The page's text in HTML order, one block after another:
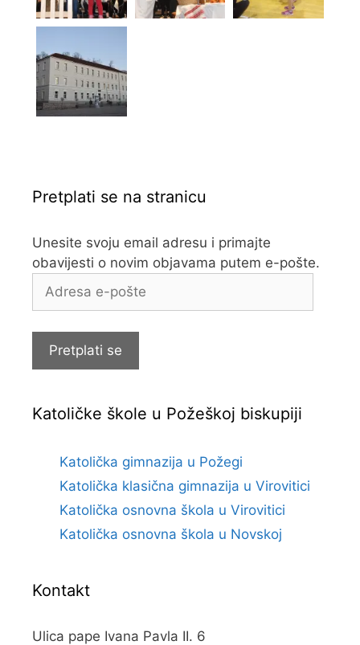
Pretplati se na stranicu
Unesite svoju email adresu i primajte
obavijesti o novim objavama putem e-pošte.
Adresa
Pretplati se
Katoličke škole u Požeškoj biskupiji
Katolička gimnazija u Požegi
Katolička klasična gimnazija u Virovitici
Katolička osnovna škola u Virovitici
Katolička osnovna škola u Novskoj
Kontakt
Ulica pape Ivana Pavla II. 6